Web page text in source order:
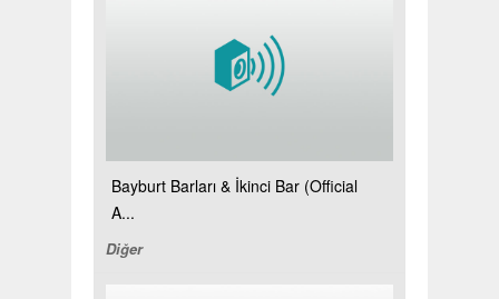
Bayburt Barları & İkinci Bar (Official
A...
Diğer